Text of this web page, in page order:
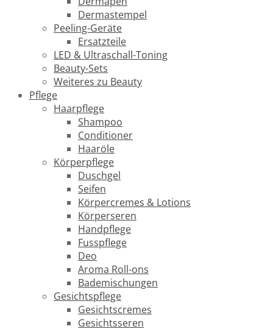
Dermastempel
Peeling-Geräte
Ersatzteile
LED & Ultraschall-Toning
Beauty-Sets
Weiteres zu Beauty
Pflege
Haarpflege
Shampoo
Conditioner
Haaröle
Körperpflege
Duschgel
Seifen
Körpercremes & Lotions
Körperseren
Handpflege
Fusspflege
Deo
Aroma Roll-ons
Bademischungen
Gesichtspflege
Gesichtscremes
Gesichtsseren